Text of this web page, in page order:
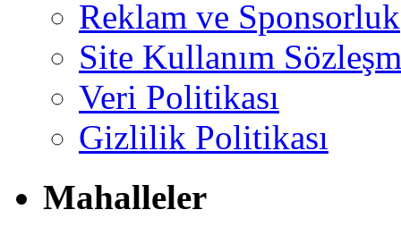
Reklam ve Sponsorluk
Site Kullanım
Veri Politikası
Gizlilik Politikası
Mahalleler